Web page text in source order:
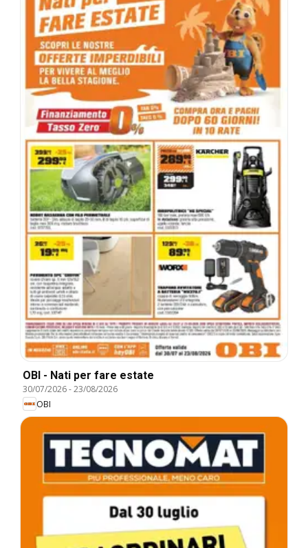
OBI - Nati per fare estate
30/07/2026-23/08/2026
OBI